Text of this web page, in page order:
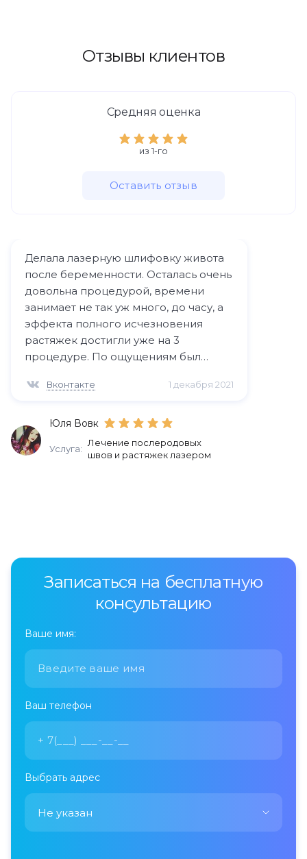
Отзывы клиентов
Средняя оценка
из 1-го
Оставить отзыв
Делала лазерную шлифовку живота
после беременности. Осталась очень
довольна процедурой, времени
занимает не так уж много, до часу, а
эффекта полного исчезновения
растяжек достигли уже на 3
процедуре. По ощущениям был
существенный. Эффект просто супер!
Вконтакте 1 декабря 2021
Юля Вовк
Услуга:
Лечение послеродовых
швов и растяжек лазером
Записаться на бесплатную
консультацию
Ваше имя:
Ваш телефон
Выбрать адрес
Не указан